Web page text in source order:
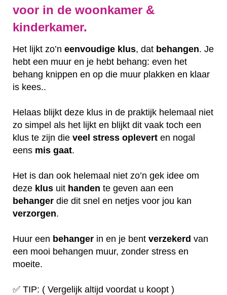
voor in de woonkamer &
kinderkamer.
Het lijkt zo’n eenvoudige klus, dat behangen. Je
hebt een muur en je hebt behang: even het
behang knippen en op die muur plakken en klaar
is kees..
Helaas blijkt deze klus in de praktijk helemaal niet
zo simpel als het lijkt en blijkt dit vaak toch een
klus te zijn die veel stress oplevert en nogal
eens mis gaat.
Het is dan ook helemaal niet zo’n gek idee om
deze klus uit handen te geven aan een
behanger die dit snel en netjes voor jou kan
verzorgen.
Huur een behanger in en je bent verzekerd van
een mooi behangen muur, zonder stress en
moeite.
✅ TIP: ( Vergelijk altijd voordat u koopt )